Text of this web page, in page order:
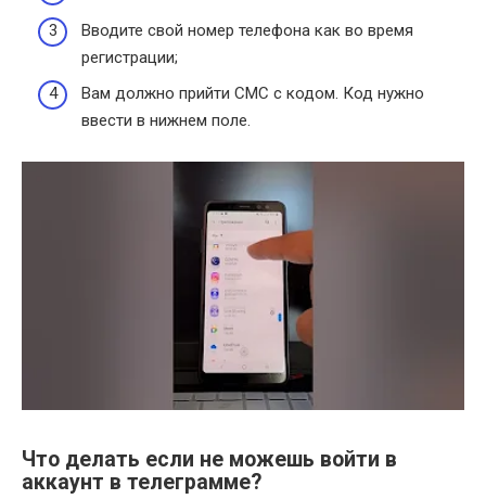
Вводите свой номер телефона как во время
регистрации;
Вам должно прийти СМС с кодом. Код нужно
ввести в нижнем поле.
Что делать если не можешь войти в
аккаунт в телеграмме?